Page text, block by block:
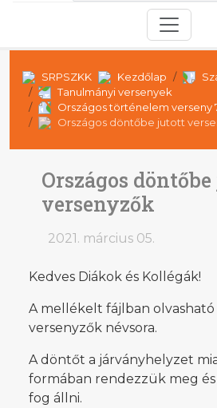
SRPSZKK Kezdőlap
Tanulmányi versenyek
Országos történelem verseny
Országos döntőbe jutott
Országos
versenyzők
2021. március 05.
Kedves Diákok és Kollégák!
A mellékelt fájlban
versenyzők névsora.
A döntőt a járványhelyzet
formában rendezzük meg és
fog állni.